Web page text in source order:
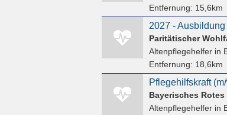
Entfernung: 15,6km
2027 -
Altenpflegehelferin
Entfernung: 18,6km
Bayerisches
Altenpflegehelferin